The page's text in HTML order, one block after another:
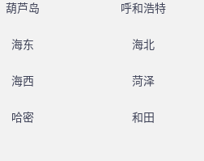
葫芦岛 呼和浩特
海东 海北
海西 菏泽
哈密 和田